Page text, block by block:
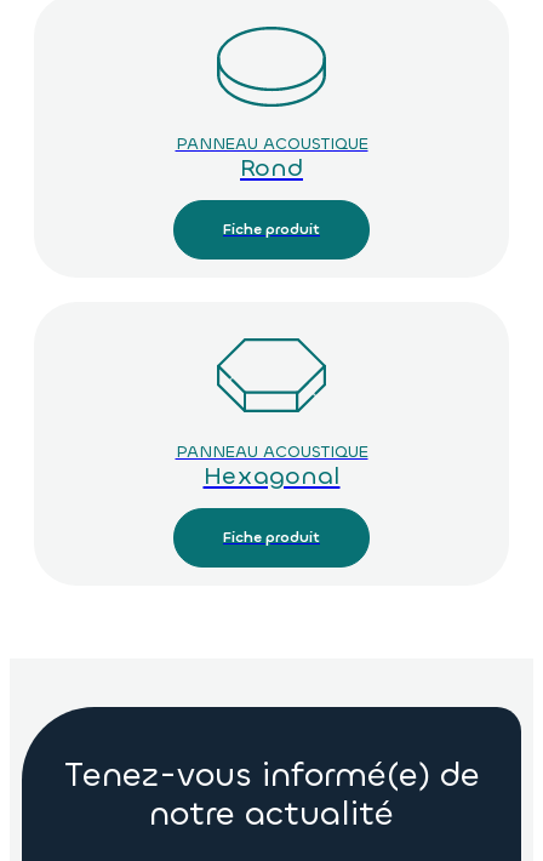
PANNEAU ACOUSTIQUE
Rond
Fiche produit
PANNEAU ACOUSTIQUE
Hexagonal
Fiche produit
Tenez-vous informé(e) de
notre actualité